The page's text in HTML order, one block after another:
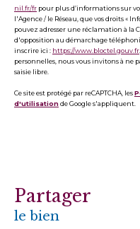
nil.fr/fr pour plus d’informations sur
l'Agence / le Réseau, que vos droits «
pouvez adresser une réclamation à la
d'opposition au démarchage
inscrire ici : https://www.bloctel.gouv.fr
personnelles, nous vous invitons à ne
saisie libre.
Ce site est protégé par reCAPTCHA, les
d'utilisationde Google s'appliquent.
partager
le bien